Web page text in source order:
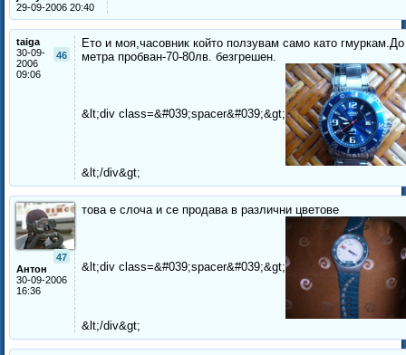
29-09-2006 20:40
taiga
46
30-09-
2006
09:06
Ето и моя,часовник който ползувам само като
метра пробван-70-80лв. безгрешен.
&lt;div class=&#039;spacer&#039;&gt;
&lt;/div&gt;
47
Антон
30-09-2006
16:36
това е слоча и се продава в различни цветове
&lt;div class=&#039;spacer&#039;&gt;
&lt;/div&gt;